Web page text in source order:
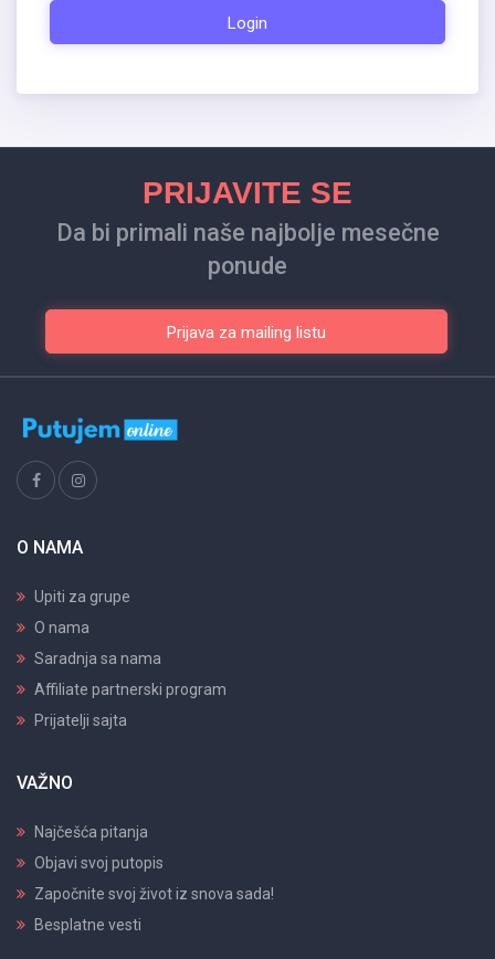
Login
PRIJAVITE SE
Da bi primali naše najbolje mesečne
ponude
Prijava za mailing listu
O NAMA
Upiti za grupe
O nama
Saradnja sa nama
Affiliate partnerski program
Prijatelji sajta
VAŽNO
Najčešća pitanja
Objavi svoj putopis
Započnite svoj život iz snova sada!
Besplatne vesti